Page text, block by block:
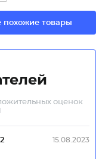
похожие товары
оценок
15.08.2023